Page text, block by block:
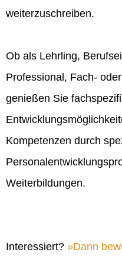
weiterzuschreiben.
Ob als Lehrling,
Professional, Fach-
genießen Sie
Kompetenzen durch
Weiterbildungen.
Interessiert? Dann